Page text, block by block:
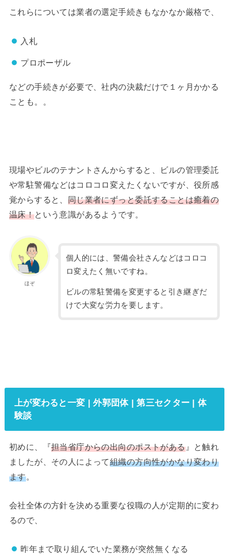
これらについては業者の選定手続きもなかなか厳格で、
入札
プロポーザル
などの手続きが必要で、社内の決裁だけで１ヶ月かかる
ことも。。
現場やビルのテナントさんからすると、ビルの管理委託
や常駐警備などはコロコロ変えたくないですが、役所感
覚からすると、 同じ業者にずっと委託することは癒着の
温床！という意識があるようです。
ほぞ
個人的には、警備会社さんなどはコロコ
ロ変えたく無いですね。
ビルの常駐警備を変更すると引き継ぎだ
けで大変な労力を要します。
上が変わると一変 | 外郭団体 | 第三セクター | 体
験談
初めに、『担当省庁からの出向のポストがある』と触れ
ましたが、その人によって組織の方向性がかなり変わり
ます。
会社全体の方針を決める重要な役職の人が定期的に変わ
るので、
昨年まで取り組んでいた業務が突然無くなる